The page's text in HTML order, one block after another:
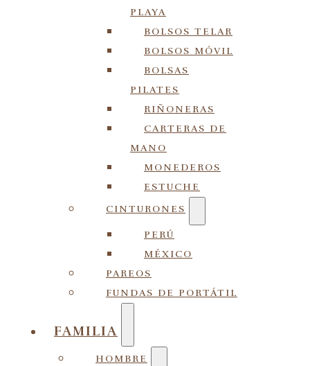
PLAYA
BOLSOS TELAR
BOLSOS MÓVIL
BOLSAS
PILATES
RIÑONERAS
CARTERAS DE
MANO
MONEDEROS
ESTUCHE
CINTURONES
PERÚ
MÉXICO
PAREOS
FUNDAS DE PORTÁTIL
FAMILIA
HOMBRE